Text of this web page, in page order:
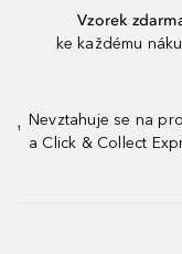
Vzorek
ke každému
¹
Nevztahuje se na
a Click & Collect